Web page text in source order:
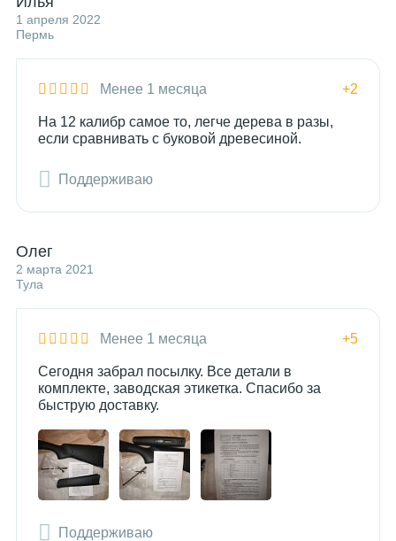
1 апреля 2022
Пермь
Менее 1 месяца +2
На 12 калибр самое то, легче дерева в разы,
если сравнивать с буковой древесиной.
Поддерживаю
Олег
2 марта 2021
Тула
Менее 1 месяца +5
Сегодня забрал посылку. Все детали в
комплекте, заводская этикетка. Спасибо за
быструю доставку.
Поддерживаю